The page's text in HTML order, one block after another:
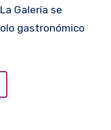
gastronómico